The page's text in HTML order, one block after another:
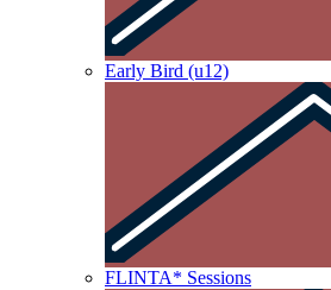
Early Bird (u12)
FLINTA* Sessions